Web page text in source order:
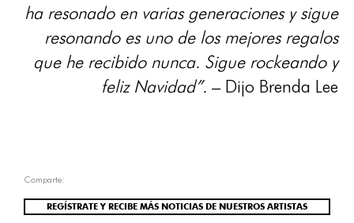
ha resonado en varias generaciones y sigue
resonando es uno de los mejores regalos
que he recibido nunca. Sigue rockeando y
feliz Navidad”. – Dijo Brenda Lee
Comparte:
REGÍSTRATE Y RECIBE MÁS NOTICIAS DE NUESTROS ARTISTAS